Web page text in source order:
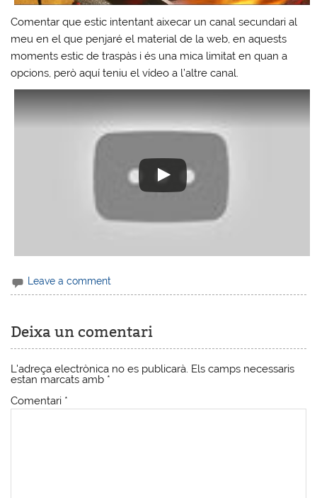
Comentar que estic intentant aixecar un canal secundari al
meu en el que penjaré el material de la web, en aquests
moments estic de traspàs i és una mica limitat en quan a
opcions, però aquí teniu el vídeo a l’altre canal.
Leave a comment
Deixa un comentari
L'adreça electrònica no es publicarà. Els camps necessaris
estan marcats amb *
Comentari *